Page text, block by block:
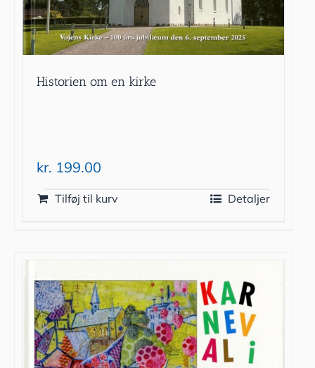
Historien om en kirke
kr. 199.00
Tilføj til kurv Detaljer